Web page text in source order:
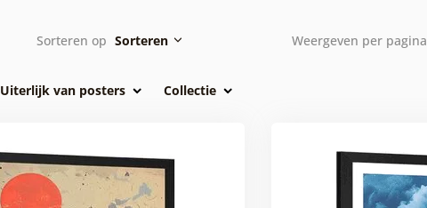
Sorteren op Sorteren Weergeven per pagina
Uiterlijk van posters Collectie